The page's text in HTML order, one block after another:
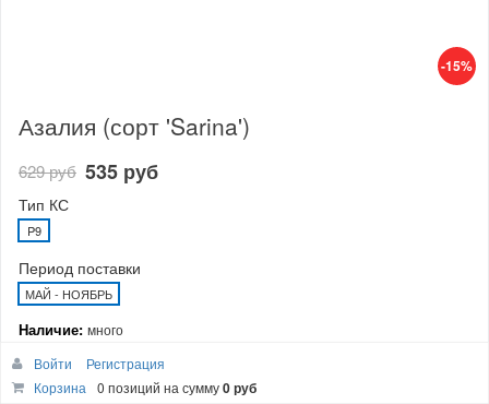
-15%
Азалия (сорт 'Sarina')
629 руб 535 руб
Тип КС
P9
Период поставки
МАЙ - НОЯБРЬ
Наличие: много
Войти
Регистрация
Корзина
0 позиций на сумму0 руб